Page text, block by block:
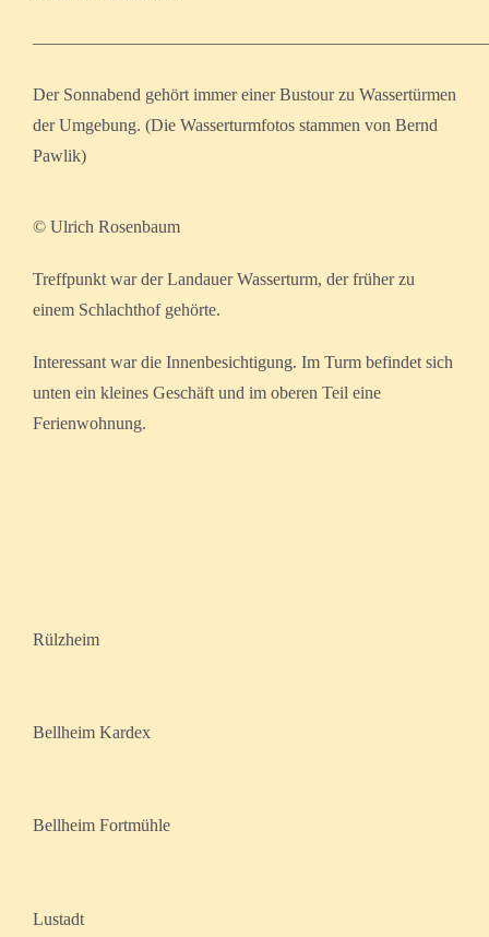
Der Sonnabend gehört immer einer Bustour zu Wassertürmen
der Umgebung. (Die Wasserturmfotos stammen von Bernd
Pawlik)
© Ulrich Rosenbaum
Treffpunkt war der Landauer Wasserturm, der früher zu
einem Schlachthof gehörte.
Interessant war die Innenbesichtigung. Im Turm befindet sich
unten ein kleines Geschäft und im oberen Teil eine
Ferienwohnung.
Rülzheim
Bellheim Kardex
Bellheim Fortmühle
Lustadt